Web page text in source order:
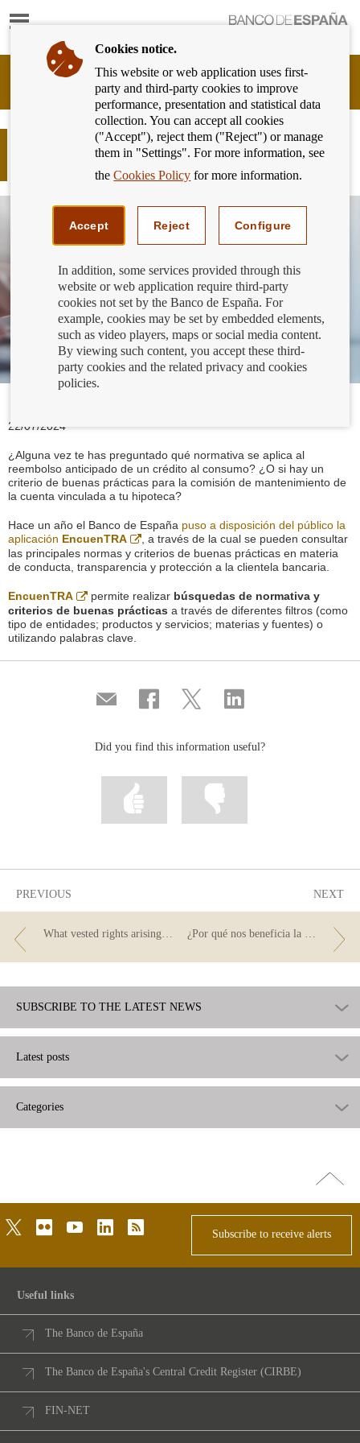
Show
Banking
Customer
Banco
España
Eurosystem,
EncuenTRA las normas que te
interesan como cliente bancario
22/07/2024
¿Alguna vez te has preguntado qué normativa se aplica al
reembolso anticipado de un crédito al consumo? ¿O si hay un
criterio de buenas prácticas para la comisión de mantenimiento de
la cuenta vinculada a tu hipoteca?
Hace un año el Banco de España puso a disposición del público la
aplicación EncuenTRA
Abre
en
ventana
nueva
, a través de la cual se pueden consultar
las principales normas y criterios de buenas prácticas en materia
de conducta, transparencia y protección a la clientela bancaria.
EncuenTRA
Abre
en
ventana
nueva
permite realizar búsquedas de normativa y
criterios de buenas prácticas a través de diferentes filtros (como
tipo de entidades; productos y servicios; materias y fuentes) o
utilizando palabras clave.
Compartir
por
Share
on
Share
on
Share
on
Did you find this information useful?
Mark
information
PREVIOUS NEXT
SUBSCRIBE TO THE LATEST NEWS
Latest posts
Categories
Go
top
twitterflickr youtubelinkedinrss
Subscribe to receive alerts
Useful links
The Banco de España
The Banco de España's Central Credit Register (CIRBE)
FIN-NET
Cookies notice.
This website or web application uses first-
party and third-party cookies to improve
performance, presentation and statistical data
collection. You can accept all cookies
("Accept"), reject them ("Reject") or manage
them in "Settings". For more information, see
theCookies Policy for more information.
Accept Reject Configure
In addition, some services provided through this
website or web application require third-party
cookies not set by the Banco de España. For
example, cookies may be set by embedded elements,
such as video players, maps or social media content.
By viewing such content, you accept these third-
party cookies and the related privacy and cookies
policies.